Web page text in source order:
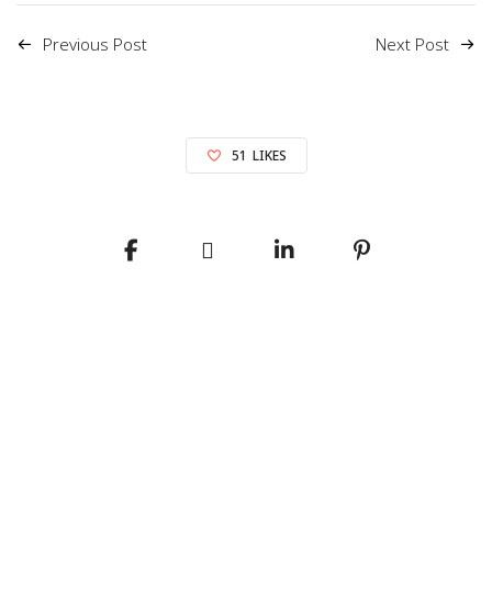
Previous Post Next Post
51 LIKES